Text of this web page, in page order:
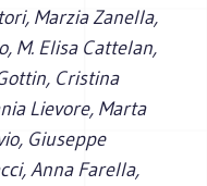
Marzia Zanella,
M. Elisa Cattelan,
Cristina
Lievore, Marta
Giuseppe
Anna Farella,